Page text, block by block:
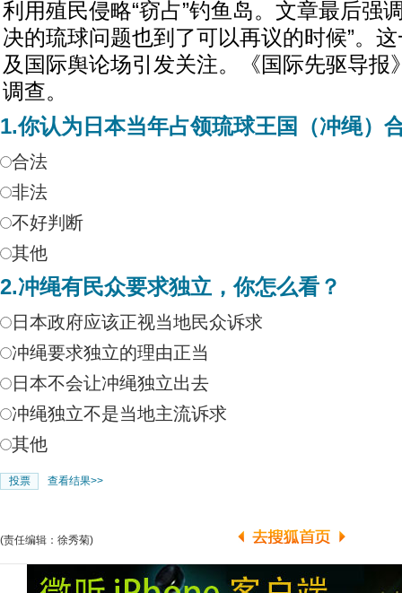
利用殖民侵略“窃占”钓鱼岛。文章最后强
决的琉球问题也到了可以再议的时候”。
及国际舆论场引发关注。《国际先驱导报
调查。
1.你认为日本当年占领琉球王国（冲绳）
合法
非法
不好判断
其他
2.冲绳有民众要求独立，你怎么看？
日本政府应该正视当地民众诉求
冲绳要求独立的理由正当
日本不会让冲绳独立出去
冲绳独立不是当地主流诉求
其他
查看结果>>
(责任编辑：徐秀菊)